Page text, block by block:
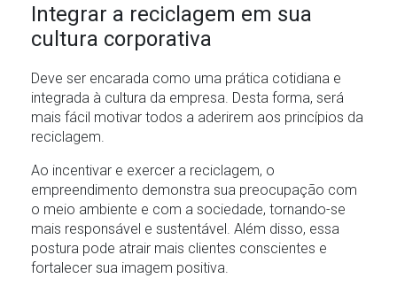
Integrar a reciclagem em sua
cultura corporativa
Deve ser encarada como uma prática cotidiana e
integrada à cultura da empresa. Desta forma, será
mais fácil motivar todos a aderirem aos princípios da
reciclagem.
Ao incentivar e exercer a reciclagem, o
empreendimento demonstra sua preocupação com
o meio ambiente e com a sociedade, tornando-se
mais responsável e sustentável. Além disso, essa
postura pode atrair mais clientes conscientes e
fortalecer sua imagem positiva.